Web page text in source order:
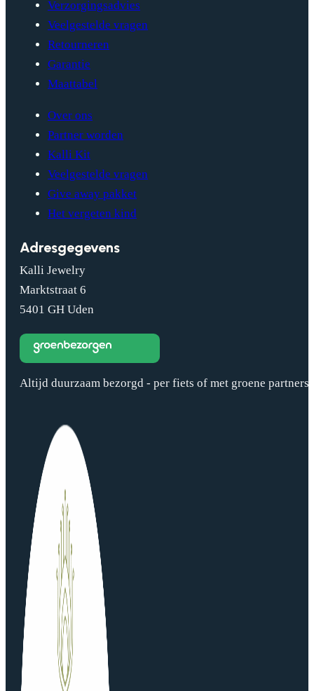
Verzorgingsadvies
Veelgestelde vragen
Retourneren
Garantie
Maattabel
Over ons
Partner worden
Kalli Kit
Veelgestelde vragen
Give away pakket
Het vergeten kind
Adresgegevens
Kalli Jewelry
Marktstraat 6
5401 GH Uden
Altijd duurzaam bezorgd - per fiets of met groene partners